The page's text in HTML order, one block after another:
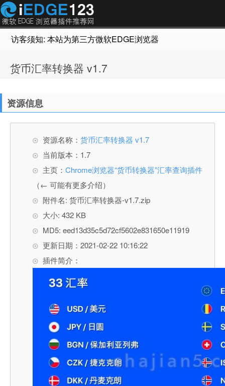
访客须知: 本站为第三方微软EDGE浏览器插件推荐网站，
货币汇率转换器 v1.7
资源信息
资源名称： 货币汇率转换器 v1.7
当前版本：1.7
主页： Chrome浏览器“货币转换器”汇率查询插件
（← 可能有更多介绍）
附件名: 货币汇率转换器-v1.7.zip
大小: 432 KB
MD5: eed13d35c5d72cf5602e831650e11919
更新日期：2021-02-22 10:16:22
插件简介：